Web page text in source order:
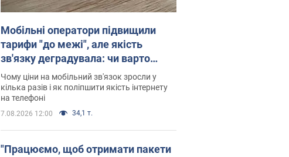
Мобільні оператори підвищили
тарифи "до межі", але якість
зв'язку деградувала: чи варто
скаржитись на ціни
Чому ціни на мобільний зв'язок зросли у
кілька разів і як поліпшити якість інтернету
на телефоні
7.08.2026 12:00 34,1 т.
"Працюємо, щоб отримати пакети